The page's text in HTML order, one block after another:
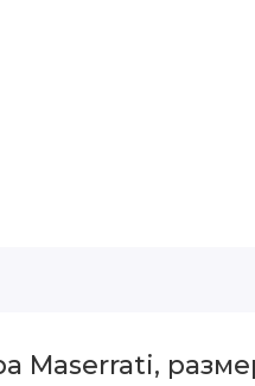
Maserrati,